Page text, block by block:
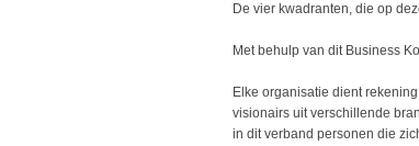
De vier kwadranten, die op
Met behulp van dit Business
Elke organisatie dient
visionairs uit verschillende
in dit verband personen die